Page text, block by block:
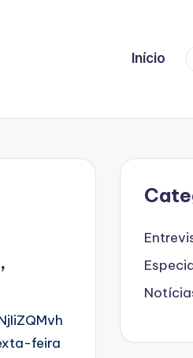
Início
feira